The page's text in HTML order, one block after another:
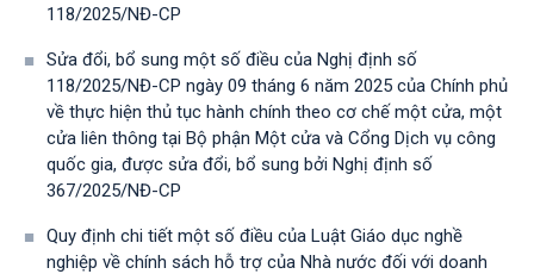
118/2025/NĐ-СР
Sửa đổi, bổ sung một số điều của Nghị định số
118/2025/NĐ-CP ngày 09 tháng 6 năm 2025 của Chính phủ
về thực hiện thủ tục hành chính theo cơ chế một cửa, một
cửa liên thông tại Bộ phận Một cửa và Cổng Dịch vụ công
quốc gia, được sửa đổi, bổ sung bởi Nghị định số
367/2025/NĐ-СР
Quy định chi tiết một số điều của Luật Giáo dục nghề
nghiệp về chính sách hỗ trợ của Nhà nước đối với doanh